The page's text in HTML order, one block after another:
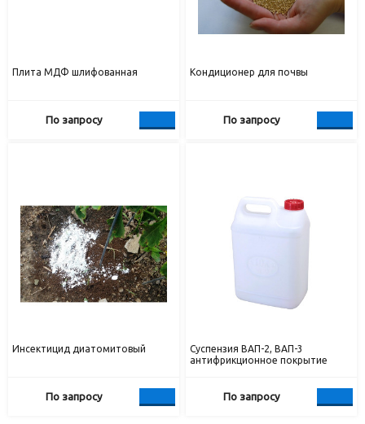
Плита МДФ шлифованная
По запросу
Кондиционер для почвы
По запросу
Инсектицид диатомитовый
По запросу
Суспензия ВАП-2, ВАП-3
антифрикционное покрытие
По запросу